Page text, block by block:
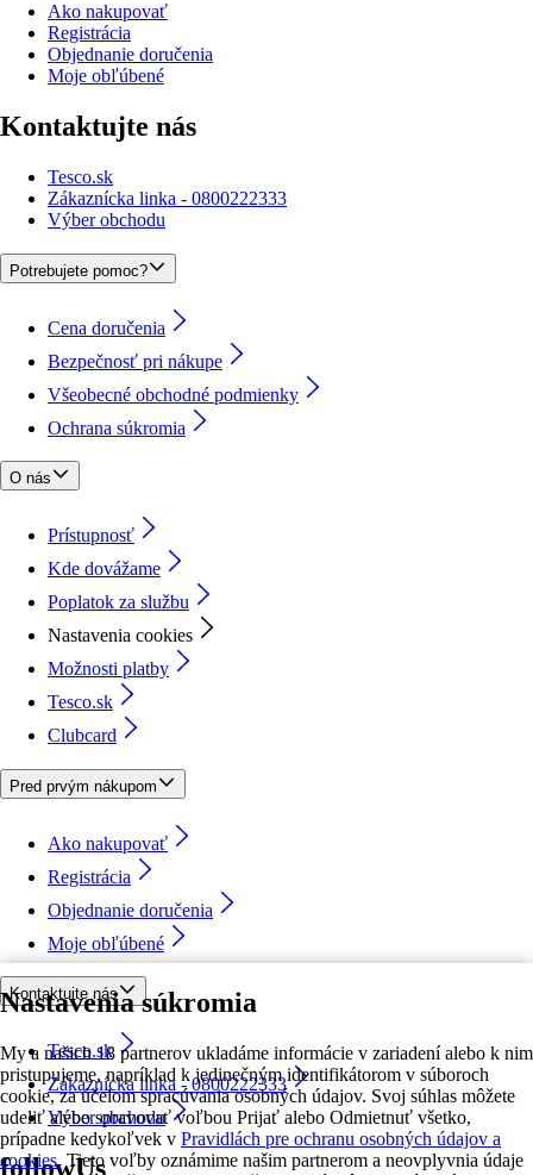
Nastavenia súkromia
My a našich 18 partnerov ukladáme informácie v zariadení alebo k nim
pristupujeme, napríklad k jedinečným identifikátorom v súboroch
cookie, za účelom spracúvania osobných údajov. Svoj súhlas môžete
udeliť alebo spravovať voľbou Prijať alebo Odmietnuť všetko,
prípadne kedykoľvek v Pravidlách pre ochranu osobných údajov a
cookies. Tieto voľby oznámime našim partnerom a neovplyvnia údaje
Ako nakupovať
Registrácia
Objednanie doručenia
Moje obľúbené
Kontaktujte nás
Tesco.sk
Zákaznícka linka - 0800222333
Výber obchodu
Potrebujete pomoc?
Cena doručenia
Bezpečnosť pri nákupe
Všeobecné obchodné podmienky
Ochrana súkromia
O nás
Prístupnosť
Kde dovážame
Poplatok za službu
Nastavenia cookies
Možnosti platby
Tesco.sk
Clubcard
Pred prvým nákupom
Ako nakupovať
Registrácia
Objednanie doručenia
Moje obľúbené
Kontaktujte nás
Tesco.sk
Zákaznícka linka - 0800222333
Výber obchodu
followUs